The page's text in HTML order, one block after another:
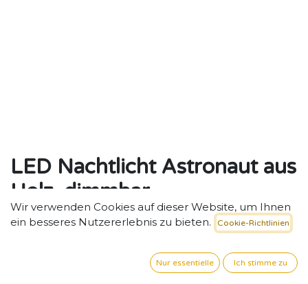
LED Nachtlicht Astronaut aus
Holz, dimmbar
Sanftes LED-Nachtlicht „Astronaut“ – Fördert Fantasie
exkl. MwSt. zzgl. Versand
Wir verwenden Cookies auf dieser Website, um Ihnen
ein besseres Nutzererlebnis zu bieten.
Cookie-Richtlinien
Nur essentielle Ich stimme zu